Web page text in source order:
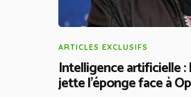
ARTICLES EXCLUSIFS
Intelligence artificielle :
jette l’éponge face à